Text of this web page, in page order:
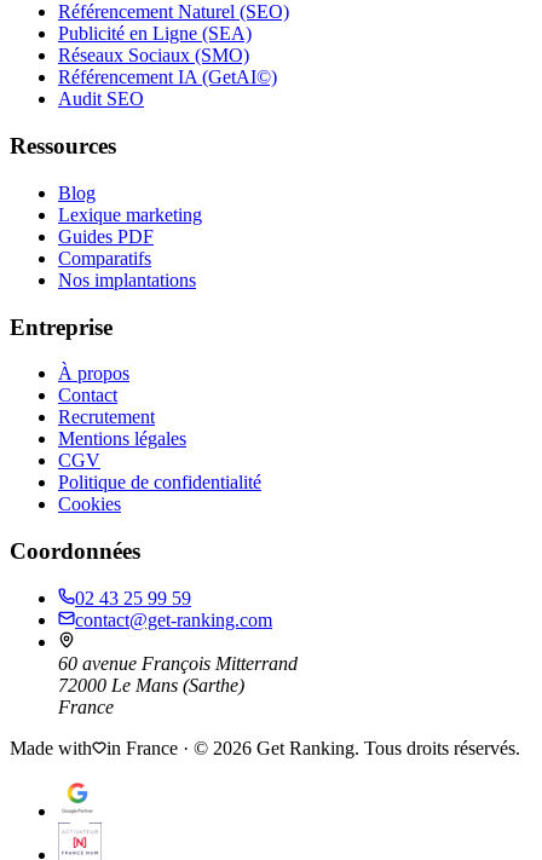
Référencement Naturel (SEO)
Publicité en Ligne (SEA)
Réseaux Sociaux (SMO)
Référencement IA (GetAI©)
Audit SEO
Ressources
Blog
Lexique marketing
Guides PDF
Comparatifs
Nos implantations
Entreprise
À propos
Contact
Recrutement
Mentions légales
CGV
Politique de confidentialité
Cookies
Coordonnées
02 43 25 99 59
contact@get-ranking.com
60 avenue François Mitterrand
72000 Le Mans (Sarthe)
France
Made with
in France · © 2026 Get Ranking. Tous droits réservés.